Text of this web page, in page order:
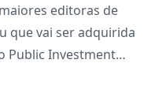
editoras de
que vai ser adquirida
Public Investment
55 m